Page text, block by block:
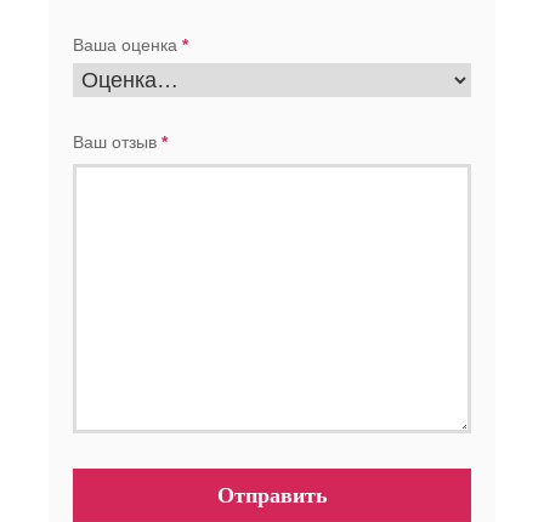
Ваша оценка *
Ваш отзыв *